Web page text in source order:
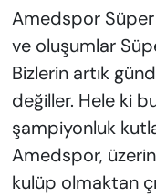
Amedspor Süper
ve oluşumlar
Bizlerin artık
değiller. Hele ki
şampiyonluk
Amedspor,
kulüp olmaktan